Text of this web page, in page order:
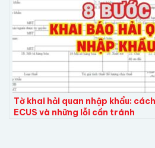
Tờ khai hải quan nhập khẩu:
ECUS và những lỗi cần tránh